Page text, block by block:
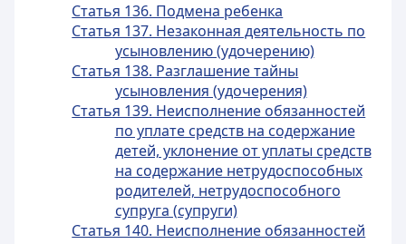
Статья 136. Подмена ребенка
Статья 137. Незаконная деятельность по
усыновлению (удочерению)
Статья 138. Разглашение тайны
усыновления (удочерения)
Статья 139. Неисполнение обязанностей
по уплате средств на содержание
детей, уклонение от уплаты средств
на содержание нетрудоспособных
родителей, нетрудоспособного
супруга (супруги)
Статья 140. Неисполнение обязанностей